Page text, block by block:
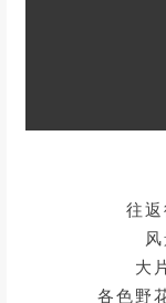
往